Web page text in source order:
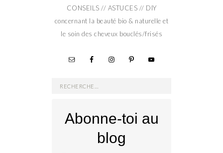
CONSEILS // ASTUCES // DIY
concernant la beauté bio & naturelle et
le soin des cheveux bouclés/frisés
Rechercher :
Abonne-toi au
blog